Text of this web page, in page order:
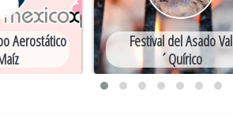
Aerostático
Festival del Asado Val
´Quírico